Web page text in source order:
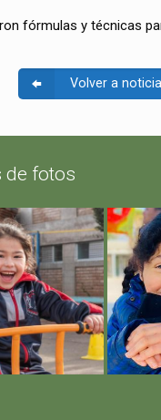
fórmulas y técnicas
Volver a
de fotos